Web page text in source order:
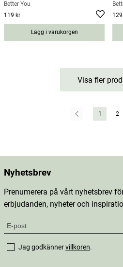
Better You
Pris:
119 kr
Lägg i varukorgen
Visa fler
1 2
Nyhetsbrev
Prenumerera på vårt nyhetsbrev
erbjudanden, nyheter och
Jag godkännervillkoren.